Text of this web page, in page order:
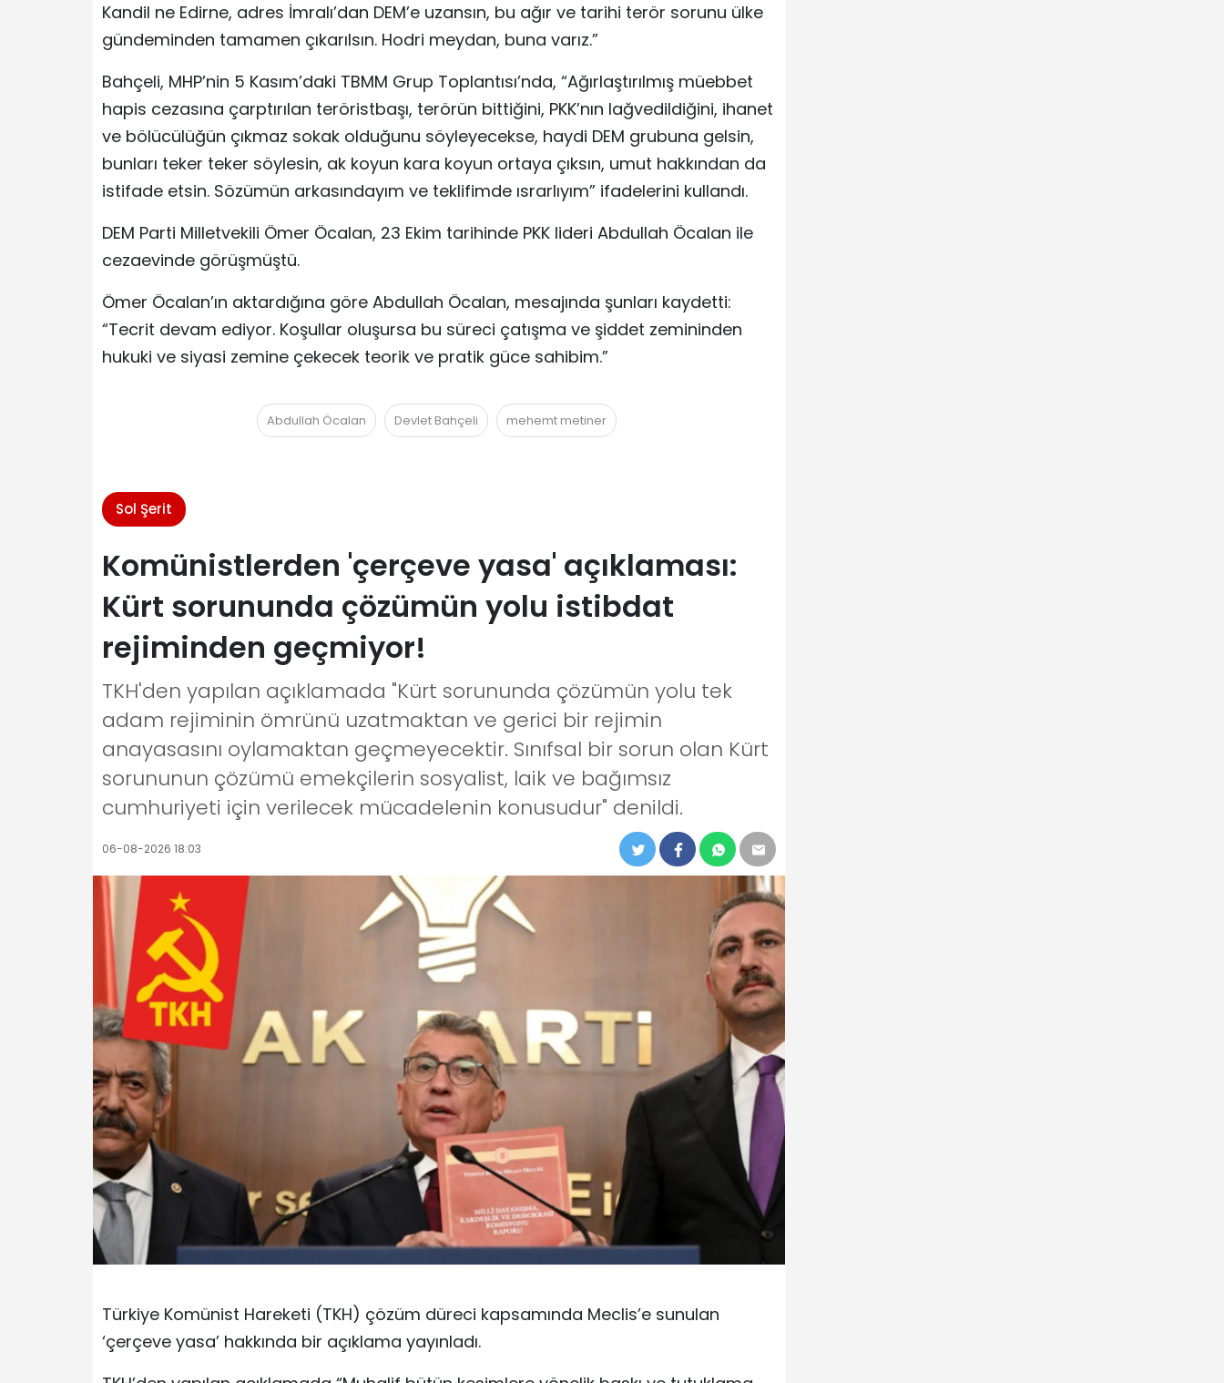
Kandil ne Edirne, adres İmralı’dan DEM’e uzansın, bu ağır ve tarihi terör sorunu ülke
gündeminden tamamen çıkarılsın. Hodri meydan, buna varız.”
Bahçeli, MHP’nin 5 Kasım’daki TBMM Grup Toplantısı’nda, “Ağırlaştırılmış müebbet
hapis cezasına çarptırılan teröristbaşı, terörün bittiğini, PKK’nın lağvedildiğini, ihanet
ve bölücülüğün çıkmaz sokak olduğunu söyleyecekse, haydi DEM grubuna gelsin,
bunları teker teker söylesin, ak koyun kara koyun ortaya çıksın, umut hakkından da
istifade etsin. Sözümün arkasındayım ve teklifimde ısrarlıyım” ifadelerini kullandı.
DEM Parti Milletvekili Ömer Öcalan, 23 Ekim tarihinde PKK lideri Abdullah Öcalan ile
cezaevinde görüşmüştü.
Ömer Öcalan’ın aktardığına göre Abdullah Öcalan, mesajında şunları kaydetti:
“Tecrit devam ediyor. Koşullar oluşursa bu süreci çatışma ve şiddet zemininden
hukuki ve siyasi zemine çekecek teorik ve pratik güce sahibim.”
Abdullah Öcalan Devlet Bahçeli mehemt metiner
Sol Şerit
Komünistlerden 'çerçeve yasa' açıklaması:
Kürt sorununda çözümün yolu istibdat
rejiminden geçmiyor!
TKH'den yapılan açıklamada "Kürt sorununda çözümün yolu tek
adam rejiminin ömrünü uzatmaktan ve gerici bir rejimin
anayasasını oylamaktan geçmeyecektir. Sınıfsal bir sorun olan Kürt
sorununun çözümü emekçilerin sosyalist, laik ve bağımsız
cumhuriyeti için verilecek mücadelenin konusudur" denildi.
06-08-2026 18:03
Türkiye Komünist Hareketi (TKH) çözüm düreci kapsamında Meclis’e sunulan
‘çerçeve yasa’ hakkında bir açıklama yayınladı.